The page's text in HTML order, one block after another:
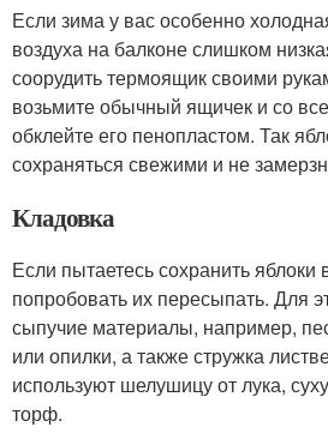
Если зима у вас особенно
воздуха на балконе слишком
соорудить термоящик своими
возьмите обычный ящичек и со
обклейте его пенопластом. Так
сохраняться свежими и не
Кладовка
Если пытаетесь сохранить
попробовать их пересыпать. Для
сыпучие материалы, например,
или опилки, а также стружка
используют шелушицу от лука,
торф.